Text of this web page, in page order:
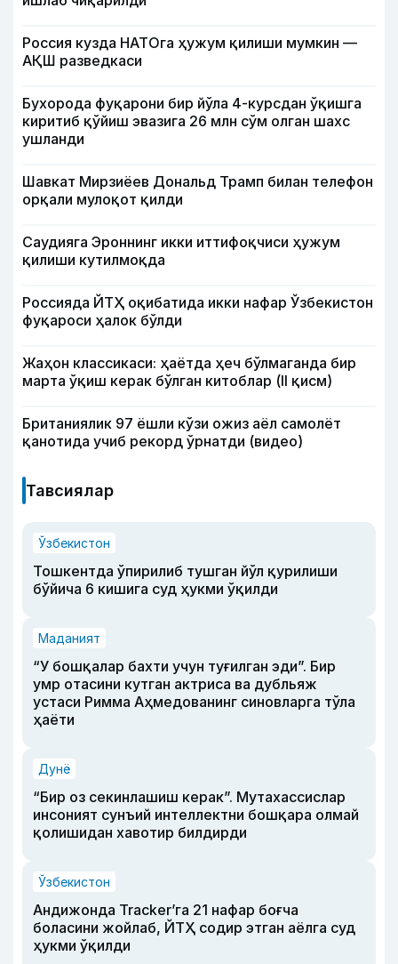
Россия кузда НАТОга ҳужум қилиши мумкин —
АҚШ разведкаси
Бухорода фуқарони бир йўла 4-курсдан ўқишга
киритиб қўйиш эвазига 26 млн сўм олган шахс
ушланди
Шавкат Мирзиёев Дональд Трамп билан телефон
орқали мулоқот қилди
Саудияга Эроннинг икки иттифоқчиси ҳужум
қилиши кутилмоқда
Россияда ЙТҲ оқибатида икки нафар Ўзбекистон
фуқароси ҳалок бўлди
Жаҳон классикаси: ҳаётда ҳеч бўлмаганда бир
марта ўқиш керак бўлган китоблар (II қисм)
Британиялик 97 ёшли кўзи ожиз аёл самолёт
қанотида учиб рекорд ўрнатди (видео)
Тавсиялар
Ўзбекистон
Тошкентда ўпирилиб тушган йўл қурилиши
бўйича 6 кишига суд ҳукми ўқилди
Маданият
“У бошқалар бахти учун туғилган эди”. Бир
умр отасини кутган актриса ва дубльяж
устаси Римма Аҳмедованинг синовларга тўла
ҳаёти
Дунё
“Бир оз секинлашиш керак”. Мутахассислар
инсоният сунъий интеллектни бошқара олмай
қолишидан хавотир билдирди
Ўзбекистон
Андижонда Tracker’га 21 нафар боғча
боласини жойлаб, ЙТҲ содир этган аёлга суд
ҳукми ўқилди